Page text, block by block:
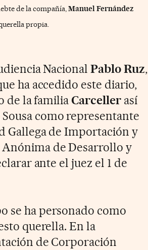
de la compañía,Manuel Fernández
propia.
NacionalPablo Ruz,
ha accedido este diario,
de la familia Carceller así
como representante
Gallega de Importación y
de Desarrollo y
ante el juez el 1 de
se ha personado como
querella. En la
de Corporación